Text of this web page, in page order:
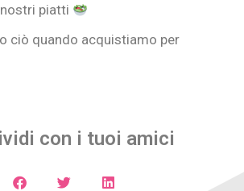
piatti
ciò quando acquistiamo per
con i tuoi amici